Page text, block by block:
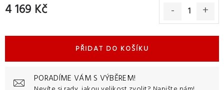
4 169 Kč
PŘIDAT DO KOŠÍKU
PORADÍME VÁM S VÝBĚREM!